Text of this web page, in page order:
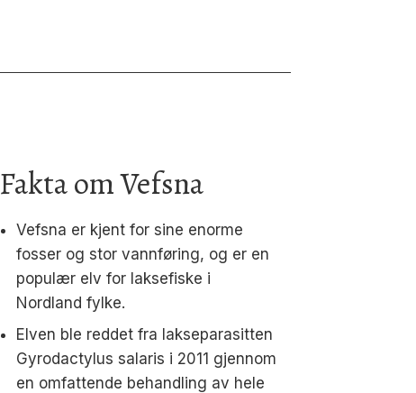
Fakta om Vefsna
Vefsna er kjent for sine enorme
fosser og stor vannføring, og er en
populær elv for laksefiske i
Nordland fylke.
Elven ble reddet fra lakseparasitten
Gyrodactylus salaris i 2011 gjennom
en omfattende behandling av hele